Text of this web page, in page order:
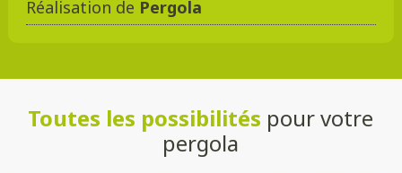
Réalisation de Pergola
Toutes les possibilités pour votre
pergola